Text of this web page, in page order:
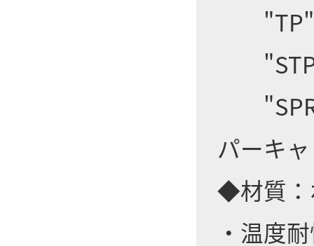
"TP"
"STP"
パーキ
◆材質：
・温度